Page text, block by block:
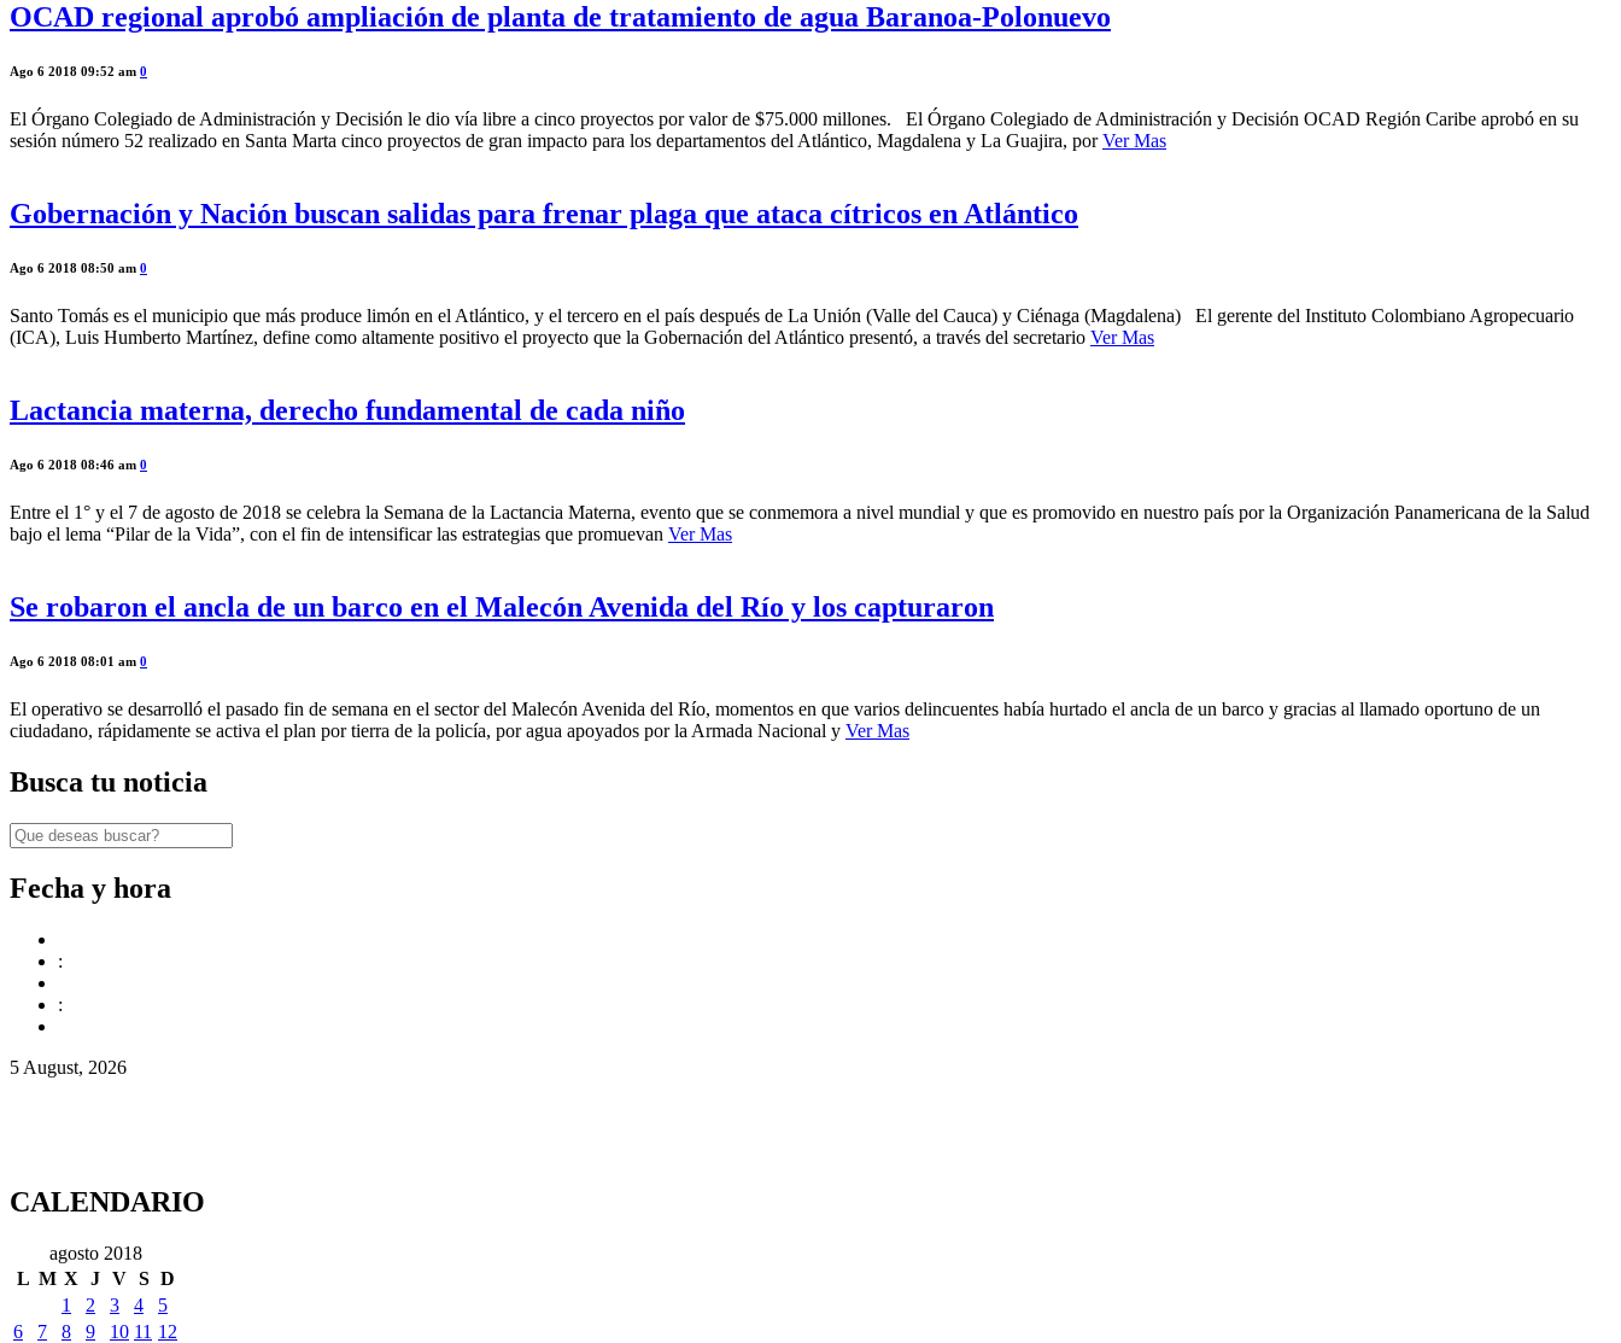
OCAD regional aprobó ampliación de planta de tratamiento de agua Baranoa-Polonuevo
Ago 6 2018 09:52 am 0
El Órgano Colegiado de Administración y Decisión le dio vía libre a cinco proyectos por valor de $75.000 millones. El Órgano Colegiado de Administración y Decisión OCAD Región Caribe aprobó en su
sesión número 52 realizado en Santa Marta cinco proyectos de gran impacto para los departamentos del Atlántico, Magdalena y La Guajira, porVer Mas
Gobernación y Nación buscan salidas para frenar plaga que ataca cítricos en Atlántico
Ago 6 2018 08:50 am 0
Santo Tomás es el municipio que más produce limón en el Atlántico, y el tercero en el país después de La Unión (Valle del Cauca) y Ciénaga (Magdalena) El gerente del Instituto Colombiano Agropecuario
(ICA), Luis Humberto Martínez, define como altamente positivo el proyecto que la Gobernación del Atlántico presentó, a través del secretario Ver Mas
Lactancia materna, derecho fundamental de cada niño
Ago 6 2018 08:46 am 0
Entre el 1° y el 7 de agosto de 2018 se celebra la Semana de la Lactancia Materna, evento que se conmemora a nivel mundial y que es promovido en nuestro país por la Organización Panamericana de la Salud
bajo el lema “Pilar de la Vida”, con el fin de intensificar las estrategias que promuevan Ver Mas
Se robaron el ancla de un barco en el Malecón Avenida del Río y los capturaron
Ago 6 2018 08:01 am 0
El operativo se desarrolló el pasado fin de semana en el sector del Malecón Avenida del Río, momentos en que varios delincuentes había hurtado el ancla de un barco y gracias al llamado oportuno de un
ciudadano, rápidamente se activa el plan por tierra de la policía, por agua apoyados por la Armada Nacional y Ver Mas
Busca tu noticia
Fecha y hora
:
:
5 August, 2026
CALENDARIO
agosto 2018
L M X J V S D
1
2 3 4
5
6
7 8 9 10 11 12